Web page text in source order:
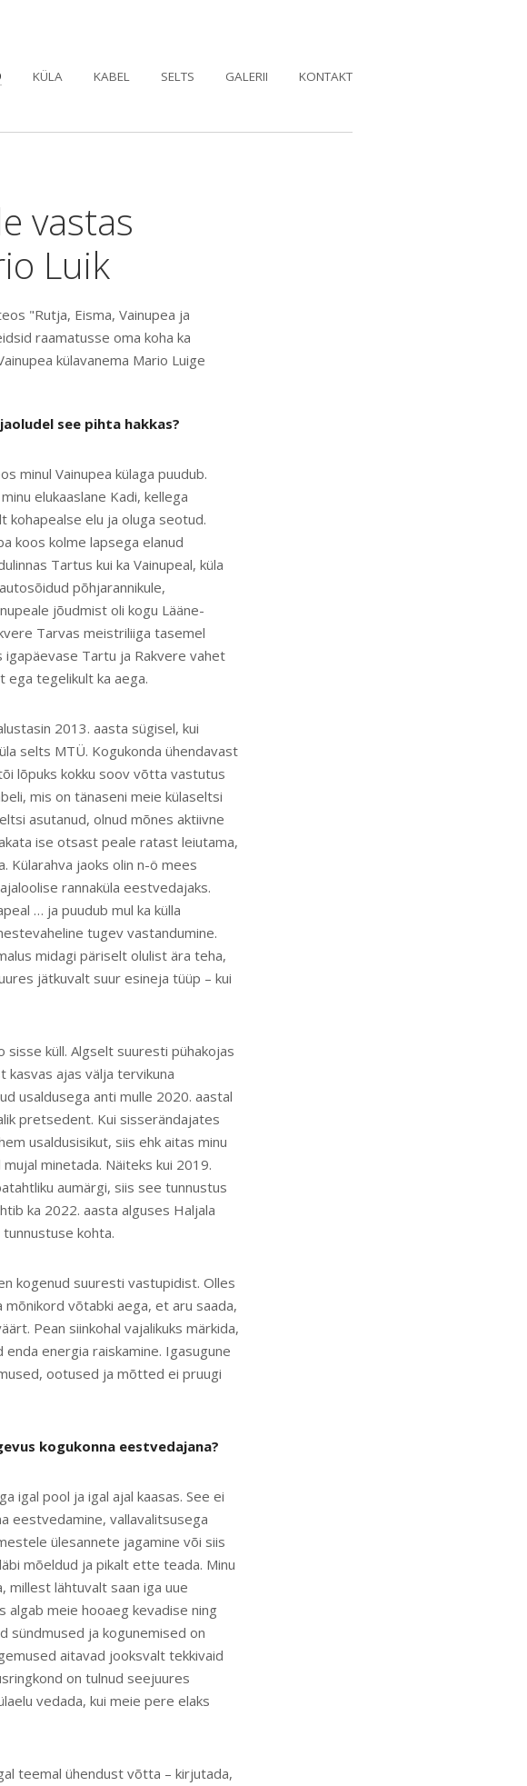
KÜLA KABEL SELTS GALERII KONTAKT
vastas
Luik
"Rutja, Eisma, Vainupea ja
raamatusse oma koha ka
külavanema Mario Luige
see pihta hakkas?
minul Vainupea külaga puudub.
elukaaslane Kadi, kellega
kohapealse elu ja oluga seotud.
koos kolme lapsega elanud
Tartus kui ka Vainupeal, küla
põhjarannikule,
jõudmist oli kogu Lääne-
Tarvas meistriliiga tasemel
Tartu ja Rakvere vahet
ega tegelikult ka aega.
2013. aasta sügisel, kui
selts MTÜ. Kogukonda ühendavast
lõpuks kokku soov võtta vastutus
mis on tänaseni meie külaseltsi
asutanud, olnud mõnes aktiivne
ise otsast peale ratast leiutama,
Külarahva jaoks olin n-ö mees
rannaküla eestvedajaks.
… ja puudub mul ka külla
tugev vastandumine.
midagi päriselt olulist ära teha,
jätkuvalt suur esineja tüüp – kui
sisse küll. Algselt suuresti pühakojas
kasvas ajas välja tervikuna
usaldusega anti mulle 2020. aastal
pretsedent. Kui sisserändajates
usaldusisikut, siis ehk aitas minu
minetada. Näiteks kui 2019.
aumärgi, siis see tunnustus
ka 2022. aasta alguses Haljala
kohta.
kogenud suuresti vastupidist. Olles
mõnikord võtabki aega, et aru saada,
Pean siinkohal vajalikuks märkida,
energia raiskamine. Igasugune
ootused ja mõtted ei pruugi
kogukonna eestvedajana?
igal pool ja igal ajal kaasas. See ei
eestvedamine, vallavalitsusega
ülesannete jagamine või siis
mõeldud ja pikalt ette teada. Minu
millest lähtuvalt saan iga uue
meie hooaeg kevadise ning
sündmused ja kogunemised on
aitavad jooksvalt tekkivaid
on tulnud seejuures
vedada, kui meie pere elaks
teemal ühendust võtta – kirjutada,